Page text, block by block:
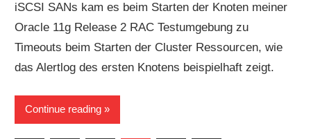
iSCSI SANs kam es beim Starten der Knoten meiner
Oracle 11g Release 2 RAC Testumgebung zu
Timeouts beim Starten der Cluster Ressourcen, wie
das Alertlog des ersten Knotens beispielhaft zeigt.
Continue reading